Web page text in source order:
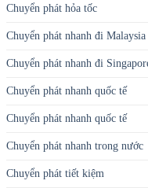
Chuyển phát hỏa tốc
Chuyển phát nhanh đi Malaysia
Chuyển phát nhanh đi
Chuyển phát nhanh quốc tế
Chuyển phát nhanh quốc tế
Chuyển phát nhanh trong nước
Chuyển phát tiết kiệm